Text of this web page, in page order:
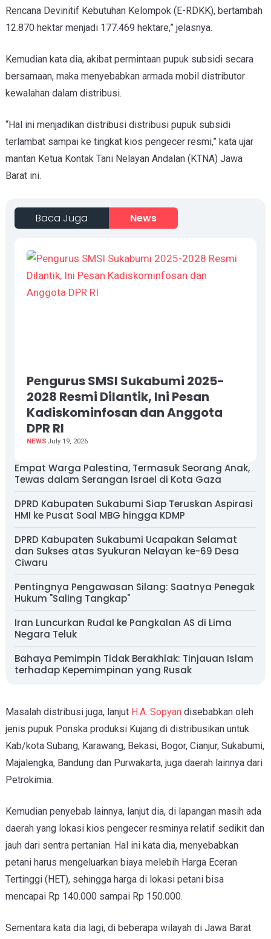
Rencana Devinitif Kebutuhan Kelompok (E-RDKK), bertambah
12.870 hektar menjadi 177.469 hektare,” jelasnya.
Kemudian kata dia, akibat permintaan pupuk subsidi secara
bersamaan, maka menyebabkan armada mobil distributor
kewalahan dalam distribusi.
“Hal ini menjadikan distribusi distribusi pupuk subsidi
terlambat sampai ke tingkat kios pengecer resmi,” kata ujar
mantan Ketua Kontak Tani Nelayan Andalan (KTNA) Jawa
Barat ini.
Baca Juga News
Pengurus SMSI Sukabumi 2025-
2028 Resmi Dilantik, Ini Pesan
Kadiskominfosan dan Anggota
DPR RI
NEWS July 19, 2026
Empat Warga Palestina, Termasuk Seorang Anak,
Tewas dalam Serangan Israel di Kota Gaza
DPRD Kabupaten Sukabumi Siap Teruskan Aspirasi
HMI ke Pusat Soal MBG hingga KDMP
DPRD Kabupaten Sukabumi Ucapakan Selamat
dan Sukses atas Syukuran Nelayan ke-69 Desa
Ciwaru
Pentingnya Pengawasan Silang: Saatnya Penegak
Hukum "Saling Tangkap"
Iran Luncurkan Rudal ke Pangkalan AS di Lima
Negara Teluk
Bahaya Pemimpin Tidak Berakhlak: Tinjauan Islam
terhadap Kepemimpinan yang Rusak
Masalah distribusi juga, lanjut H.A. Sopyan disebabkan oleh
jenis pupuk Ponska produksi Kujang di distribusikan untuk
Kab/kota Subang, Karawang, Bekasi, Bogor, Cianjur, Sukabumi,
Majalengka, Bandung dan Purwakarta, juga daerah lainnya dari
Petrokimia.
Kemudian penyebab lainnya, lanjut dia, di lapangan masih ada
daerah yang lokasi kios pengecer resminya relatif sedikit dan
jauh dari sentra pertanian. Hal ini kata dia, menyebabkan
petani harus mengeluarkan biaya melebih Harga Eceran
Tertinggi (HET), sehingga harga di lokasi petani bisa
mencapai Rp 140.000 sampai Rp 150.000.
Sementara kata dia lagi, di beberapa wilayah di Jawa Barat